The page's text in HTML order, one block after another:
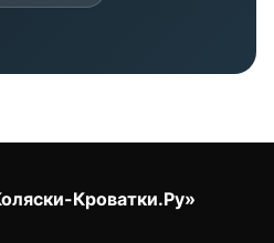
Кроватки.Ру»